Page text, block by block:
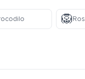
🦁